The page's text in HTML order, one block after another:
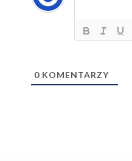
0 KOMENTARZY